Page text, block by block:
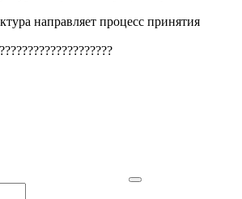
направляет процесс принятия
????????????????????